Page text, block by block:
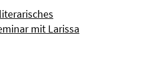
mit Larissa